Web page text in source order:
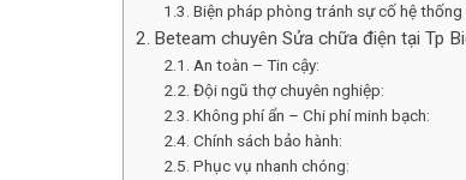
Biện pháp phòng tránh sự cố hệ
Beteam chuyên Sửa chữa điện tại Tp
An toàn – Tin cậy:
Đội ngũ thợ chuyên nghiệp:
Không phí ẩn – Chi phí minh bạch:
Chính sách bảo hành:
Phục vụ nhanh chóng: